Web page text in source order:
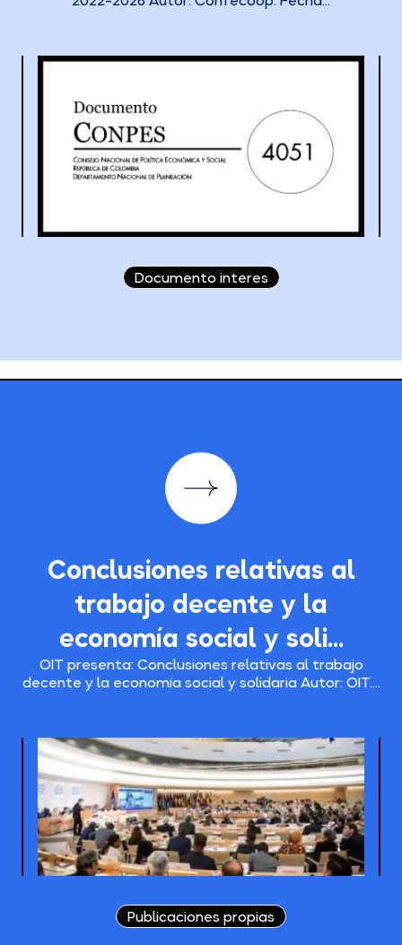
Documento interes
Conclusiones relativas al
trabajo decente y la
economía social y soli...
OIT presenta: Conclusiones relativas al trabajo
decente y la economía social y solidaria Autor: OIT....
Publicaciones propias